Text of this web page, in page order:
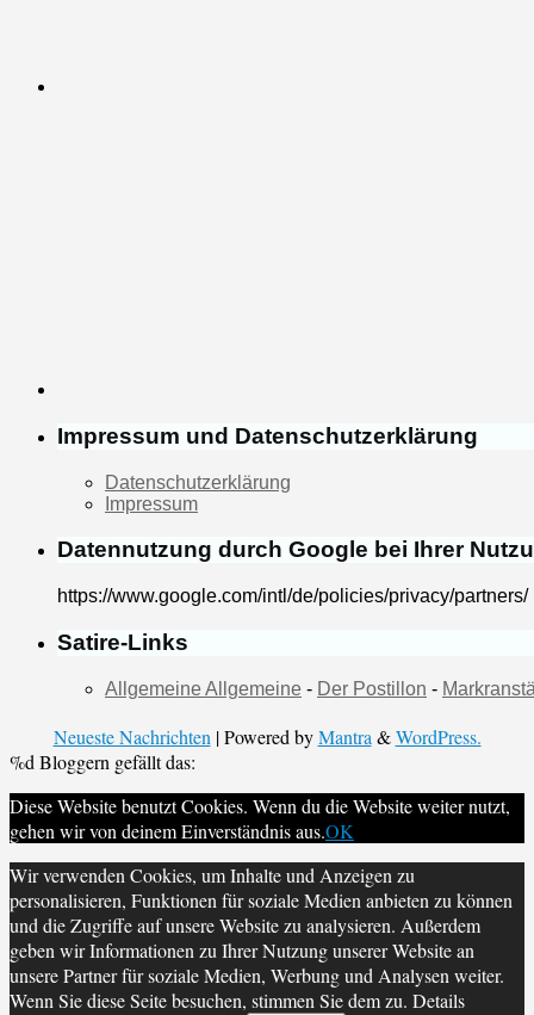
Impressum und Datenschutzerklärung
Datenschutzerklärung
Impressum
Datennutzung durch Google bei Ihrer
https://www.google.com/intl/de/policies/privacy/partners/
Satire-Links
Allgemeine Allgemeine - Der Postillon -
Neueste Nachrichten | Powered byMantra &WordPress.
%d Bloggern gefällt das:
Diese Website benutzt Cookies. Wenn du die Website weiter nutzt,
gehen wir von deinem Einverständnis aus.OK
Wir verwenden Cookies, um Inhalte und Anzeigen zu
personalisieren, Funktionen für soziale Medien anbieten zu können
und die Zugriffe auf unsere Website zu analysieren. Außerdem
geben wir Informationen zu Ihrer Nutzung unserer Website an
unsere Partner für soziale Medien, Werbung und Analysen weiter.
Wenn Sie diese Seite besuchen, stimmen Sie dem zu. Details